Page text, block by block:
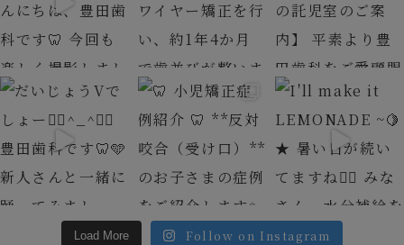
Load More Follow on Instagram